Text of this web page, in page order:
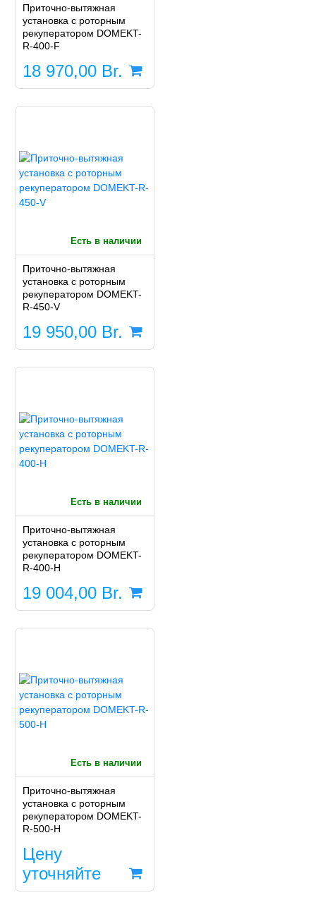
Приточно-вытяжная
установка с роторным
рекуператором DOMEKT-
R-400-F
18 970,00 Br.
Есть в наличии
Приточно-вытяжная
установка с роторным
рекуператором DOMEKT-
R-450-V
19 950,00 Br.
Есть в наличии
Приточно-вытяжная
установка с роторным
рекуператором DOMEKT-
R-400-H
19 004,00 Br.
Есть в наличии
Приточно-вытяжная
установка с роторным
рекуператором DOMEKT-
R-500-H
Цену
уточняйте